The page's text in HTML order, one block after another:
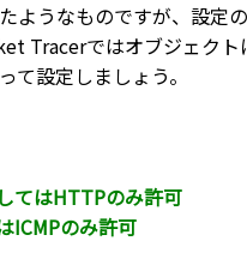
ようなものですが、設定
Tracerではオブジェク
て設定しましょう。
てはHTTPのみ許可
ICMPのみ許可